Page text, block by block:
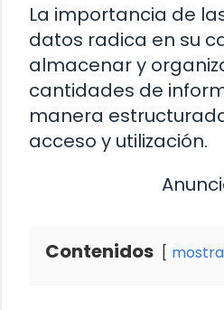
La importancia de
datos radica en su
almacenar y
cantidades de
manera
acceso y utilización.
Contenidos